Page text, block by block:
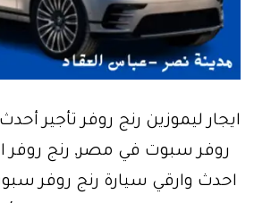
ايجار ليموزين رنج روفر تأجير
روفر سبوت في مصر, رنج روفر
احدث وارقي سيارة رنج روفر